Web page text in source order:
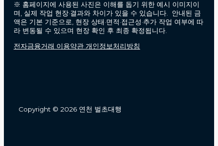
※ 홈페이지에 사용된 사진은 이해를 돕기 위한 예시 이미지이
며, 실제 작업 현장·결과와 차이가 있을 수 있습니다. 안내된 금
액은 기본 기준으로, 현장 상태·면적·접근성·추가 작업 여부에 따
라 변동될 수 있으며 현장 확인 후 최종 확정됩니다.
전자금융거래 이용약관 개인정보처리방침
Copyright © 2026 연천 벌초대행